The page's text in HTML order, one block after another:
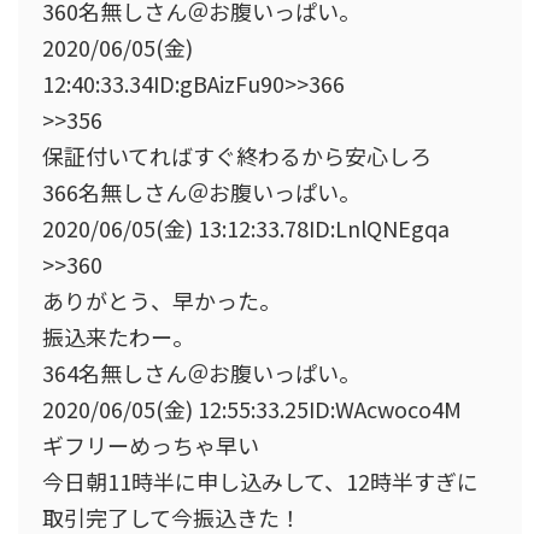
360名無しさん＠お腹いっぱい。
2020/06/05(金)
12:40:33.34ID:gBAizFu90>>366
>>356
保証付いてればすぐ終わるから安心しろ
366名無しさん＠お腹いっぱい。
2020/06/05(金) 13:12:33.78ID:LnlQNEgqa
>>360
ありがとう、 早かった。
振込来たわー。
364名無しさん＠お腹いっぱい。
2020/06/05(金) 12:55:33.25ID:WAcwoco4M
ギフリーめっちゃ早い
今日朝11時半に申し込みして、12時半すぎに
取引完了して今振込きた！